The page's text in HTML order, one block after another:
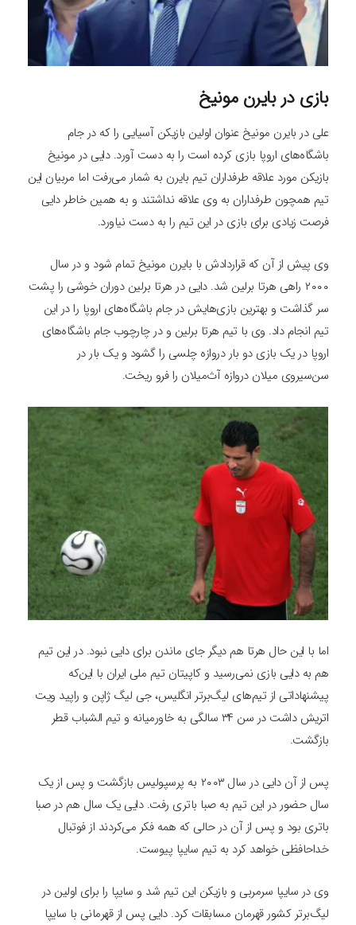
بازی در بایرن مونیخ
علی در بایرن مونیخ عنوان اولین بازیکن آسیایی را که در جام‌
باشگاه‌های اروپا بازی کرده است را به دست آورد. دایی در مونیخ
بازیکن مورد علاقه طرفداران تیم بایرن به شمار می‌رفت اما مربیان این
تیم همچون طرفداران به وی علاقه نداشتند و به همین خاطر دایی
فرصت زیادی برای بازی در این تیم را به دست نیاورد.
وی پیش از آن که قراردادش با بایرن مونیخ تمام شود و در سال
۲۰۰۰ راهی هرتا برلین شد. دایی در هرتا برلین دوران خوشی را پشت
سر گذاشت و بهترین بازی‌هایش در جام باشگاه‌های اروپا را در این
تیم انجام داد. وی با تیم هرتا برلین و در چارچوب جام باشگاه‌های
اروپا در یک بازی دو بار دروازه چلسی را گشود و یک بار در
سن‌سیروی میلان دروازه آث‌میلان را فرو ریخت.
اما با این حال هرتا هم دیگر جای ماندن برای دایی نبود. در این تیم
هم به دایی بازی نمی‌رسید و کاپیتان تیم ملی ایران با این‌که
پیشنهاداتی از تیم‌های لیگ‌برتر انگلیس، جی لیگ ژاپن و راپید ویت
اتریش داشت در سن ۳۴ سالگی به خاورمیانه و تیم الشباب قطر
بازگشت.
پس از آن دایی در سال ۲۰۰۳ به پرسپولیس بازگشت و پس از یک
سال حضور در این تیم به صبا باتری رفت. دایی یک سال هم در صبا
باتری بود و پس از آن در حالی که همه فکر می‌کردند از فوتبال
خداحافظی خواهد کرد به تیم سایپا پیوست.
وی در سایپا سرمربی و بازیکن این تیم شد و سایپا را برای اولین در
لیگ‌برتر کشور قهرمان مسابقات کرد. دایی پس از قهرمانی با سایپا